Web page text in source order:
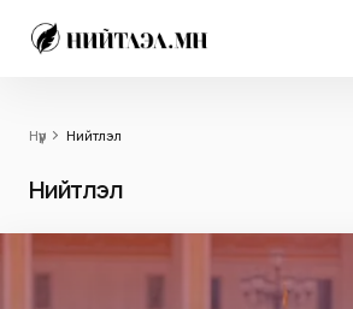
Нүүр Нийтлэл
Нийтлэл